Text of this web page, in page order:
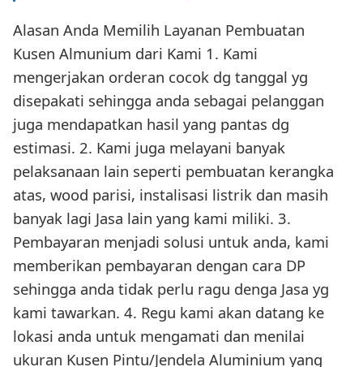
Alasan Anda Memilih Layanan Pembuatan
Kusen Almunium dari Kami 1. Kami
mengerjakan orderan cocok dg tanggal yg
disepakati sehingga anda sebagai pelanggan
juga mendapatkan hasil yang pantas dg
estimasi. 2. Kami juga melayani banyak
pelaksanaan lain seperti pembuatan kerangka
atas, wood parisi, instalisasi listrik dan masih
banyak lagi Jasa lain yang kami miliki. 3.
Pembayaran menjadi solusi untuk anda, kami
memberikan pembayaran dengan cara DP
sehingga anda tidak perlu ragu denga Jasa yg
kami tawarkan. 4. Regu kami akan datang ke
lokasi anda untuk mengamati dan menilai
ukuran Kusen Pintu/Jendela Aluminium yang